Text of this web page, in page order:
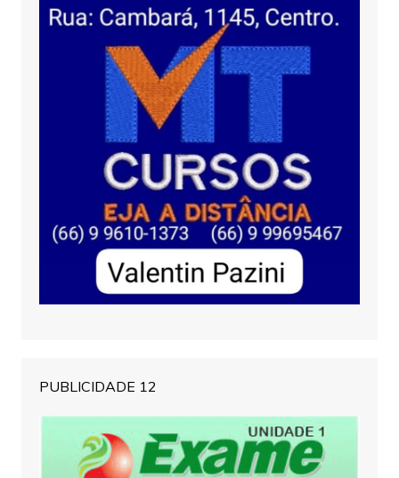
PUBLICIDADE 12